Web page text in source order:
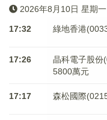
2026年8月10日 星期
17:32 綠地香港
17:26
晶科電子股份
5800萬元
17:17 森松國際